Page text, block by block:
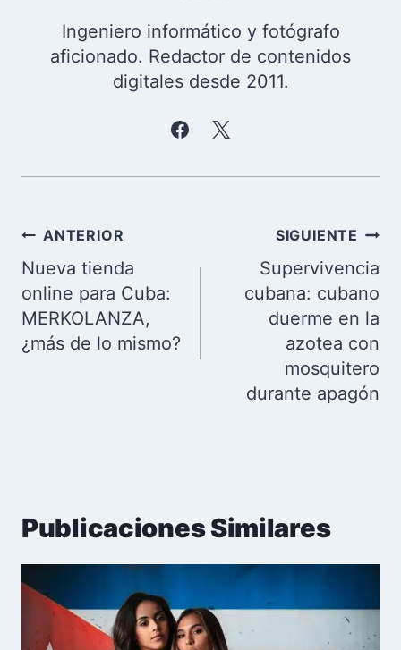
Ingeniero informático y fotógrafo
aficionado. Redactor de contenidos
digitales desde 2011.
Navegación
de
entradas
ANTERIOR
Nueva tienda
online para Cuba:
MERKOLANZA,
¿más de lo mismo?
SIGUIENTE
Supervivencia
cubana: cubano
duerme en la
azotea con
mosquitero
durante apagón
Publicaciones Similares